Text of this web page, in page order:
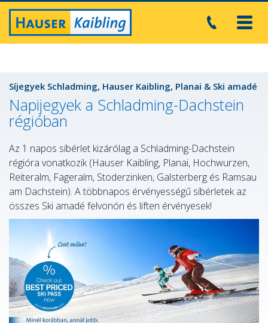
Síjegyek Schladming, Hauser Kaibling, Planai & Ski amadé
Napijegyek a Schladming-Dachstein
régióban
Az 1 napos síbérlet kizárólag a Schladming-Dachstein
régióra vonatkozik (Hauser Kaibling, Planai, Hochwurzen,
Reiteralm, Fageralm, Stoderzinken, Galsterberg és Ramsau
am Dachstein). A többnapos érvényességű síbérletek az
összes Ski amadé felvonón és liften érvényesek!